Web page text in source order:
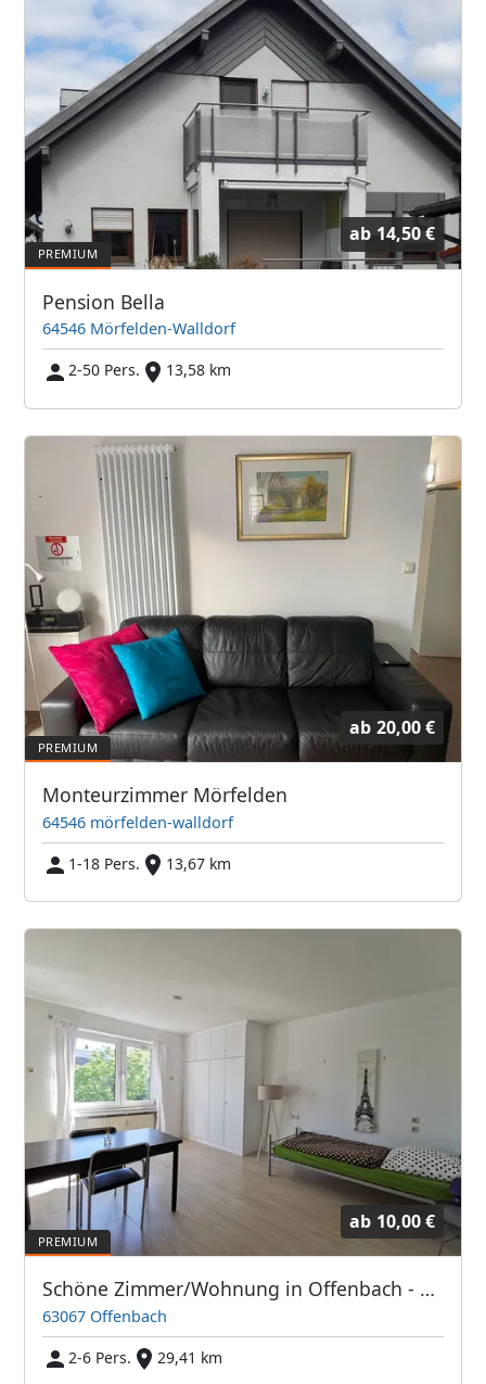
ab 14,50 €
Pension Bella
64546 Mörfelden-Walldorf
2-50 Pers.
13,58 km
ab 20,00 €
Monteurzimmer Mörfelden
64546 mörfelden-walldorf
1-18 Pers.
13,67 km
ab 10,00 €
Schöne Zimmer/Wohnung in Offenbach - Direkt bei Frankfurt/Main
63067 Offenbach
2-6 Pers.
29,41 km